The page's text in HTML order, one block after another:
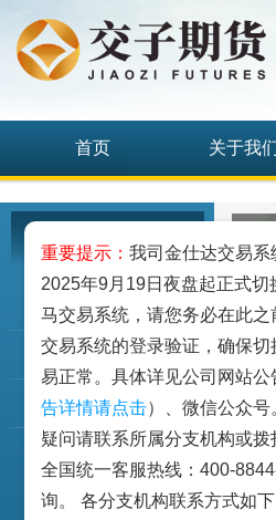
首页 关于我
期货期权讲堂
期货品种介绍
反洗钱
风险揭示
· 期
·
· 【
·
重要提示： 我司金仕达交易系
2025年9月19日夜盘起正式切
马交易系统，请您务必在此之
交易系统的登录验证，确保切
易正常。具体详见公司网站公
告详情请点击）、微信公众号
疑问请联系所属分支机构或拨
全国统一客服热线：400-
询。 各分支机构联系方式如下